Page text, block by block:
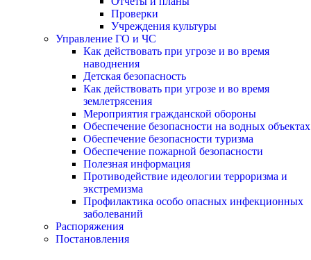
Проверки
Учреждения культуры
Управление ГО и ЧС
Как действовать при угрозе и во время
наводнения
Детская безопасность
Как действовать при угрозе и во время
землетрясения
Мероприятия гражданской обороны
Обеспечение безопасности на водных объектах
Обеспечение безопасности туризма
Обеспечение пожарной безопасности
Полезная информация
Противодействие идеологии терроризма и
экстремизма
Профилактика особо опасных инфекционных
заболеваний
Распоряжения
Постановления